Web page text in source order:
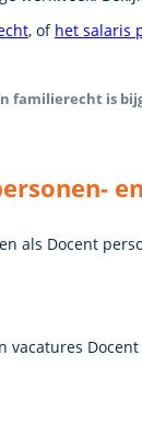
, of het salaris
familierecht is
als Docent
vacatures